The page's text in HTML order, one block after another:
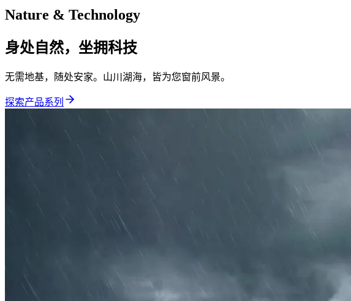
Nature & Technology
身处自然，坐拥科技
无需地基，随处安家。山川湖海，皆为您窗前风景。
探索产品系列